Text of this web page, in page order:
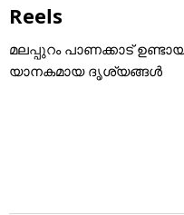
Reels
മലപ്പുറം പാണക്കാട് ഉണ്ടായ
യാനകമായ ദൃശ്യങ്ങൾ